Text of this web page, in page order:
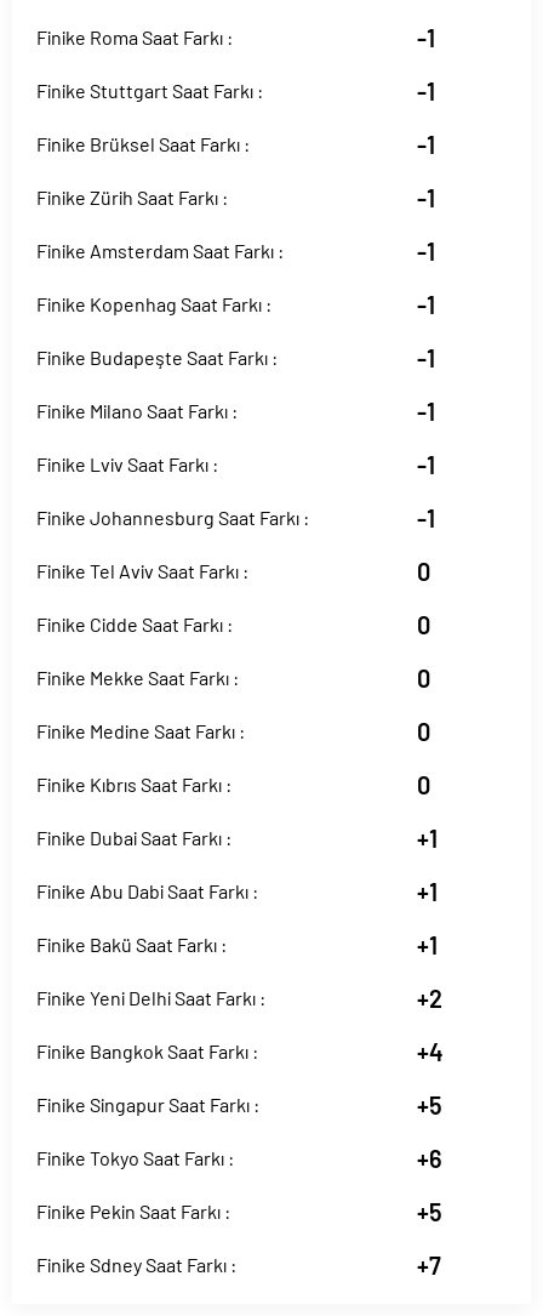
Finike Roma Saat Farkı : -1
Finike Stuttgart Saat Farkı : -1
Finike Brüksel Saat Farkı : -1
Finike Zürih Saat Farkı : -1
Finike Amsterdam Saat Farkı : -1
Finike Kopenhag Saat Farkı : -1
Finike Budapeşte Saat Farkı : -1
Finike Milano Saat Farkı : -1
Finike Lviv Saat Farkı : -1
Finike Johannesburg Saat Farkı : -1
Finike Tel Aviv Saat Farkı : 0
Finike Cidde Saat Farkı : 0
Finike Mekke Saat Farkı : 0
Finike Medine Saat Farkı : 0
Finike Kıbrıs Saat Farkı : 0
Finike Dubai Saat Farkı : +1
Finike Abu Dabi Saat Farkı : +1
Finike Bakü Saat Farkı : +1
Finike Yeni Delhi Saat Farkı : +2
Finike Bangkok Saat Farkı : +4
Finike Singapur Saat Farkı : +5
Finike Tokyo Saat Farkı : +6
Finike Pekin Saat Farkı : +5
Finike Sdney Saat Farkı : +7